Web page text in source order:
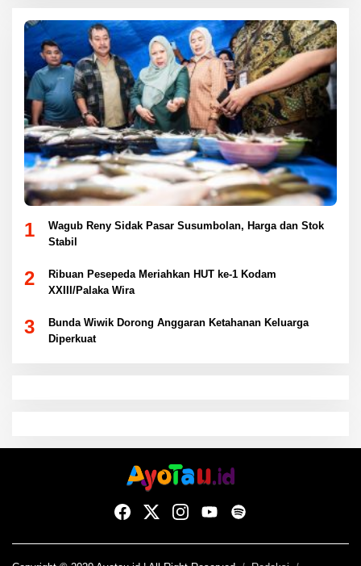
1
Wagub Reny Sidak Pasar Susumbolan, Harga dan Stok
Stabil
2
Ribuan Pesepeda Meriahkan HUT ke-1 Kodam
XXIII/Palaka Wira
3
Bunda Wiwik Dorong Anggaran Ketahanan Keluarga
Diperkuat